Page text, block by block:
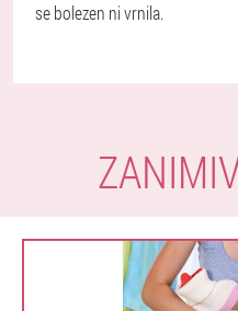
se bolezen ni vrnila.